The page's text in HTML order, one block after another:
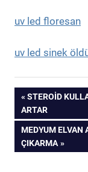
uv led floresan
uv led sinek
Yazı
PREVIOUS
POST:
STEROID
ARTAR
NEXT
POST:
MEDYUM ELVAN
ÇIKARMA